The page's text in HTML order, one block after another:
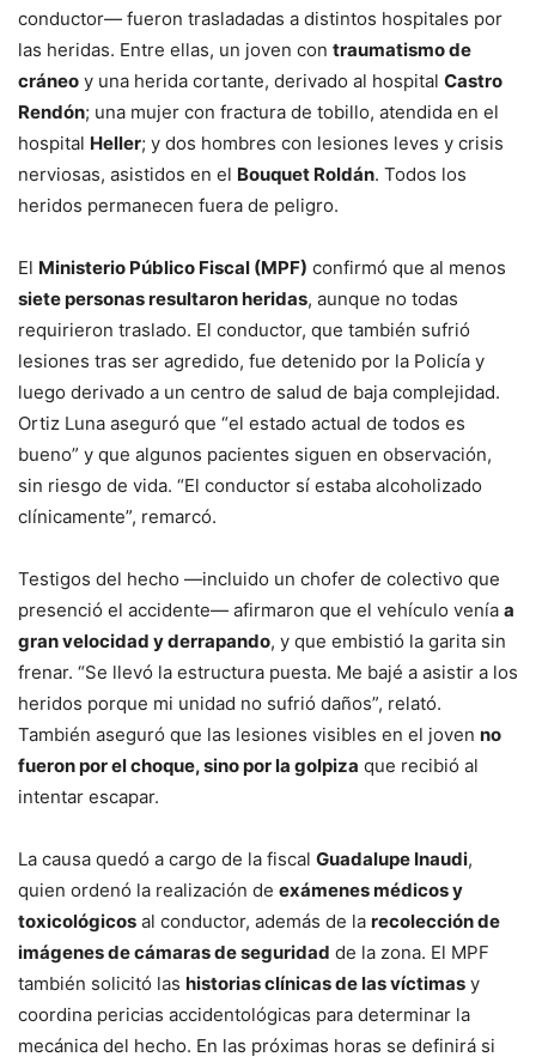
conductor— fueron trasladadas a distintos hospitales por
las heridas. Entre ellas, un joven con traumatismo de
cráneo y una herida cortante, derivado al hospital Castro
Rendón; una mujer con fractura de tobillo, atendida en el
hospital Heller; y dos hombres con lesiones leves y crisis
nerviosas, asistidos en el Bouquet Roldán. Todos los
heridos permanecen fuera de peligro.
El Ministerio Público Fiscal (MPF) confirmó que al menos
siete personas resultaron heridas, aunque no todas
requirieron traslado. El conductor, que también sufrió
lesiones tras ser agredido, fue detenido por la Policía y
luego derivado a un centro de salud de baja complejidad.
Ortiz Luna aseguró que “el estado actual de todos es
bueno” y que algunos pacientes siguen en observación,
sin riesgo de vida. “El conductor sí estaba alcoholizado
clínicamente”, remarcó.
Testigos del hecho —incluido un chofer de colectivo que
presenció el accidente— afirmaron que el vehículo venía a
gran velocidad y derrapando, y que embistió la garita sin
frenar. “Se llevó la estructura puesta. Me bajé a asistir a los
heridos porque mi unidad no sufrió daños”, relató.
También aseguró que las lesiones visibles en el joven no
fueron por el choque, sino por la golpiza que recibió al
intentar escapar.
La causa quedó a cargo de la fiscal Guadalupe Inaudi,
quien ordenó la realización de exámenes médicos y
toxicológicos al conductor, además de la recolección de
imágenes de cámaras de seguridad de la zona. El MPF
también solicitó las historias clínicas de las víctimas y
coordina pericias accidentológicas para determinar la
mecánica del hecho. En las próximas horas se definirá si